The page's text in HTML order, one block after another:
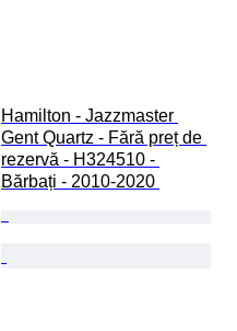
Hamilton - Jazzmaster
Gent Quartz - Fără preț de
rezervă - H324510 -
Bărbați - 2010-2020